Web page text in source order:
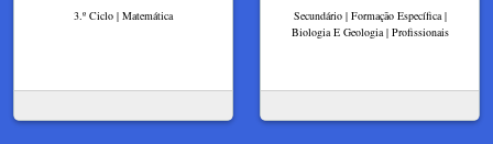
3.º Ciclo | Matemática
Secundário | Formação Específica |
Biologia E Geologia | Profissionais